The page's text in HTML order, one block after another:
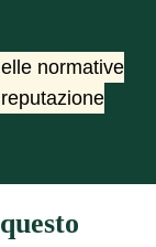
normative